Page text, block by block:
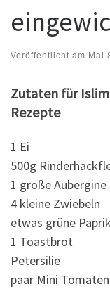
Veröffentlicht am Mai
Zutaten für
Rezepte
1 Ei
500g
1 große Aubergine
4 kleine Zwiebeln
etwas grüne
1 Toastbrot
Petersilie
paar Mini Tomaten